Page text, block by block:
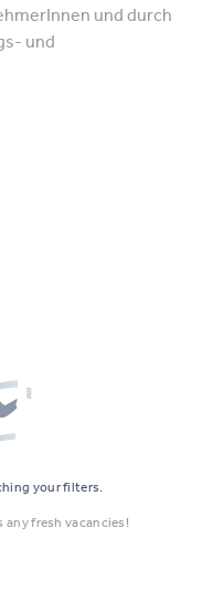
und durch
und
your filters.
any fresh vacancies!